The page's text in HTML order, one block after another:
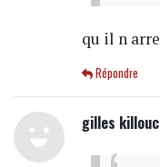
qu il n
Répondre
gilles